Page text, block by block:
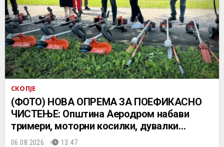
СКОПЈЕ
(ФОТО) НОВА ОПРЕМА ЗА ПОЕФИКАСНО
ЧИСТЕЊЕ: Општина Аеродром набави
тримери, моторни косилки, дувалки…
06.08.2026. 13:47